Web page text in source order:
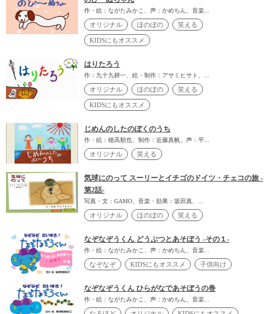
作・絵：ながたみかこ、声：かめちん、音楽...
オリジナル ほのぼの 笑える
KIDSにもオススメ
はりたろう
作：九十九耕一、絵・制作：アサミヒサト、...
オリジナル ほのぼの 笑える
KIDSにもオススメ
じめんのしたのぼくのうち
作・絵：穂高順也、制作：近藤真帆、声：平...
オリジナル 笑える
気球にのって スーリーとイチゴのドイツ・チェコの旅 -
第2話-
写真・文：GAMO、音楽・効果：坂田真、...
オリジナル ほのぼの 笑える
なぞなぞうくん どうぶつとあそぼう -その１-
作・絵：ながたみかこ、声：かめちん、音楽...
なぞなぞ KIDSにもオススメ 子供向け
なぞなぞうくん ひらがなであそぼうの巻
作・絵：ながたみかこ、声：かめちん、音楽...